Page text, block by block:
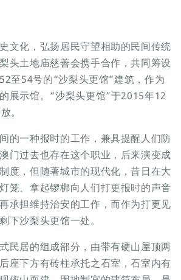
文化，弘扬居民守望相助的民间传统
头土地庙慈善会携手合作，共同筹设
至54号的“沙梨头更馆”建筑，作为
展示馆。“沙梨头更馆”于2015年12
。
的一种报时的工作，兼具提醒人们防
门过去也存在这个职业，后来演变成
度，但随著城市的现代化，昔日在大
笼、拿起锣梆向人们打更报时的声音
承担维持治安的工作，而作为打更见
下沙梨头更馆一处。
民居的组成部分，由带有硬山屋顶两
座下方有砖柱承托之石室，石室内有